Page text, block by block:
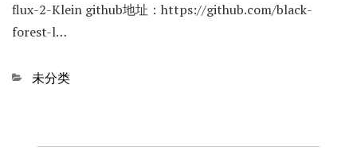
flux-2-Klein github地址：https://github.com/black-
forest-l…
Categories
未分类